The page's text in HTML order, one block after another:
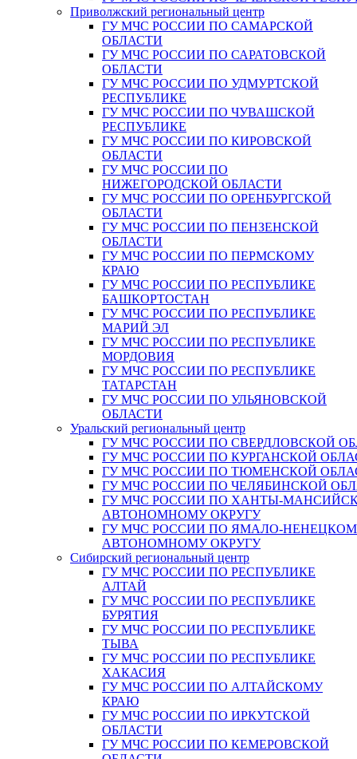
Приволжский региональный центр
ГУ МЧС РОССИИ ПО САМАРСКОЙ
ОБЛАСТИ
ГУ МЧС РОССИИ ПО САРАТОВСКОЙ
ОБЛАСТИ
ГУ МЧС РОССИИ ПО УДМУРТСКОЙ
РЕСПУБЛИКЕ
ГУ МЧС РОССИИ ПО ЧУВАШСКОЙ
РЕСПУБЛИКЕ
ГУ МЧС РОССИИ ПО КИРОВСКОЙ
ОБЛАСТИ
ГУ МЧС РОССИИ ПО
НИЖЕГОРОДСКОЙ ОБЛАСТИ
ГУ МЧС РОССИИ ПО ОРЕНБУРГСКОЙ
ОБЛАСТИ
ГУ МЧС РОССИИ ПО ПЕНЗЕНСКОЙ
ОБЛАСТИ
ГУ МЧС РОССИИ ПО ПЕРМСКОМУ
КРАЮ
ГУ МЧС РОССИИ ПО РЕСПУБЛИКЕ
БАШКОРТОСТАН
ГУ МЧС РОССИИ ПО РЕСПУБЛИКЕ
МАРИЙ ЭЛ
ГУ МЧС РОССИИ ПО РЕСПУБЛИКЕ
МОРДОВИЯ
ГУ МЧС РОССИИ ПО РЕСПУБЛИКЕ
ТАТАРСТАН
ГУ МЧС РОССИИ ПО УЛЬЯНОВСКОЙ
ОБЛАСТИ
Уральский региональный центр
ГУ МЧС РОССИИ ПО СВЕРДЛОВСКОЙ
ГУ МЧС РОССИИ ПО КУРГАНСКОЙ
ГУ МЧС РОССИИ ПО ТЮМЕНСКОЙ
ГУ МЧС РОССИИ ПО ЧЕЛЯБИНСКОЙ
ГУ МЧС РОССИИ ПО ХАНТЫ-
АВТОНОМНОМУ ОКРУГУ
ГУ МЧС РОССИИ ПО ЯМАЛО-
АВТОНОМНОМУ ОКРУГУ
Сибирский региональный центр
ГУ МЧС РОССИИ ПО РЕСПУБЛИКЕ
АЛТАЙ
ГУ МЧС РОССИИ ПО РЕСПУБЛИКЕ
БУРЯТИЯ
ГУ МЧС РОССИИ ПО РЕСПУБЛИКЕ
ТЫВА
ГУ МЧС РОССИИ ПО РЕСПУБЛИКЕ
ХАКАСИЯ
ГУ МЧС РОССИИ ПО АЛТАЙСКОМУ
КРАЮ
ГУ МЧС РОССИИ ПО ИРКУТСКОЙ
ОБЛАСТИ
ГУ МЧС РОССИИ ПО КЕМЕРОВСКОЙ